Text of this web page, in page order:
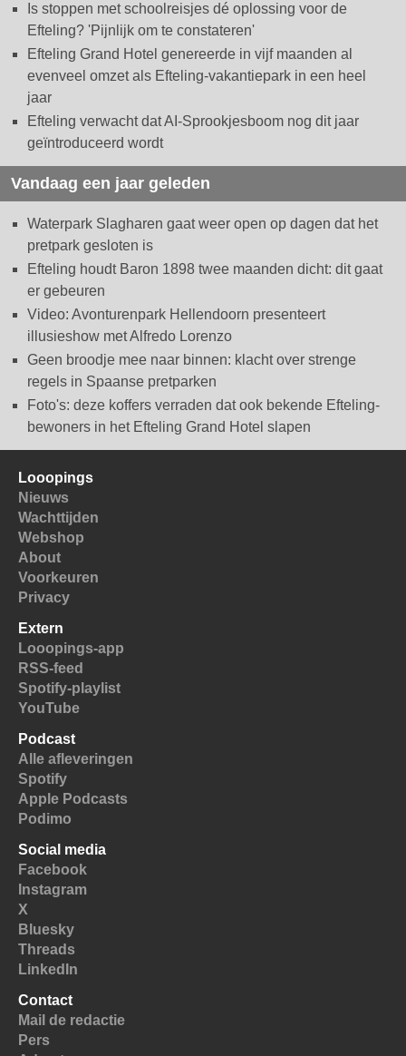
Is stoppen met schoolreisjes dé oplossing voor de
Efteling? 'Pijnlijk om te constateren'
Efteling Grand Hotel genereerde in vijf maanden al
evenveel omzet als Efteling-vakantiepark in een heel
jaar
Efteling verwacht dat AI-Sprookjesboom nog dit jaar
geïntroduceerd wordt
Vandaag een jaar geleden
Waterpark Slagharen gaat weer open op dagen dat het
pretpark gesloten is
Efteling houdt Baron 1898 twee maanden dicht: dit gaat
er gebeuren
Video: Avonturenpark Hellendoorn presenteert
illusieshow met Alfredo Lorenzo
Geen broodje mee naar binnen: klacht over strenge
regels in Spaanse pretparken
Foto's: deze koffers verraden dat ook bekende Efteling-
bewoners in het Efteling Grand Hotel slapen
Looopings
Nieuws
Wachttijden
Webshop
About
Voorkeuren
Privacy
Extern
Looopings-app
RSS-feed
Spotify-playlist
YouTube
Podcast
Alle afleveringen
Spotify
Apple Podcasts
Podimo
Social media
Facebook
Instagram
X
Bluesky
Threads
LinkedIn
Contact
Mail de redactie
Pers